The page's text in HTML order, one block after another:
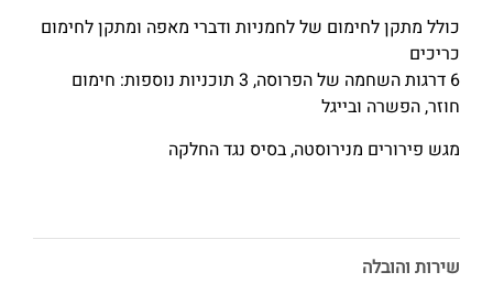
כולל מתקן לחימום של לחמניות ודברי מאפה ומתקן לחימום
כריכים
6 דרגות השחמה של הפרוסה, 3 תוכניות נוספות: חימום
חוזר, הפשרה ובייגל
מגש פירורים מנירוסטה, בסיס נגד החלקה
שירות והובלה